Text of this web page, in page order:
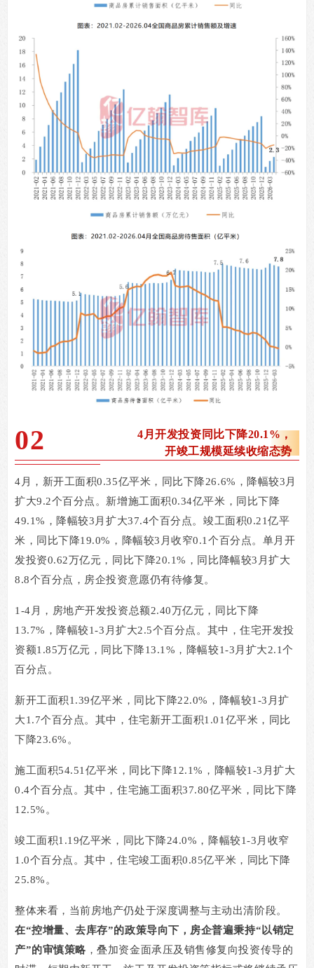
02 4 月开发投资同比下降20.1%，
开竣工规模延续收缩态势
4 月，新开工面积0.35亿平米，同比下降26.6% ，降幅较3 月
扩大9.2个百分点。新增施工面积0.34亿平米，同比下降
49.1% ，降幅较3 月扩大37.4个百分点。竣工面积0.21亿平
米，同比下降19.0% ，降幅较3 月收窄0.1个百分点。单月开
发投资0.62万亿元，同比下降20.1% ，同比降幅较3 月扩大
8.8个百分点，房企投资意愿仍有待修复。
1-4 月，房地产开发投资总额2.40万亿元，同比下降
13.7% ，降幅较1-3 月扩大2.5个百分点。其中，住宅开发投
资额1.85万亿元，同比下降13.1% ，降幅较1-3 月扩大2.1个
百分点。
新开工面积1.39亿平米，同比下降22.0% ，降幅较1-3 月扩
大1.7个百分点。其中，住宅新开工面积1.01 亿平米，同比
下降23.6% 。
施工面积54.51 亿平米，同比下降12.1% ，降幅较1-3 月扩大
0.4个百分点。其中，住宅施工面积37.80亿平米，同比下降
12.5% 。
竣工面积1.19亿平米，同比下降24.0% ，降幅较1-3 月收窄
1.0个百分点。其中，住宅竣工面积0.85亿平米，同比下降
25.8% 。
整体来看，当前房地产仍处于深度调整与主动出清阶段。
在“控增量、去库存”的政策导向下，房企普遍秉持“ 以销定
产”的审慎策略 ，叠加资金面承压及销售修复向投资传导的